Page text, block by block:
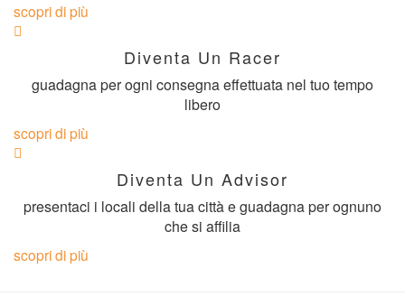
scopri di più
Diventa Un Racer
guadagna per ogni consegna effettuata nel tuo tempo
libero
scopri di più
Diventa Un Advisor
presentaci i locali della tua città e guadagna per ognuno
che si affilia
scopri di più